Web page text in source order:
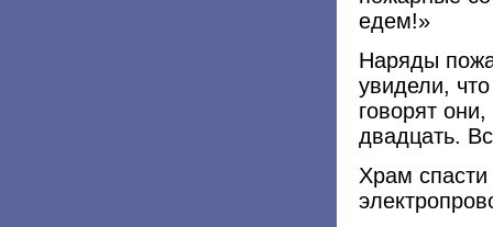
едем!»
Наряды
увидели,
говорят
двадцать.
Храм